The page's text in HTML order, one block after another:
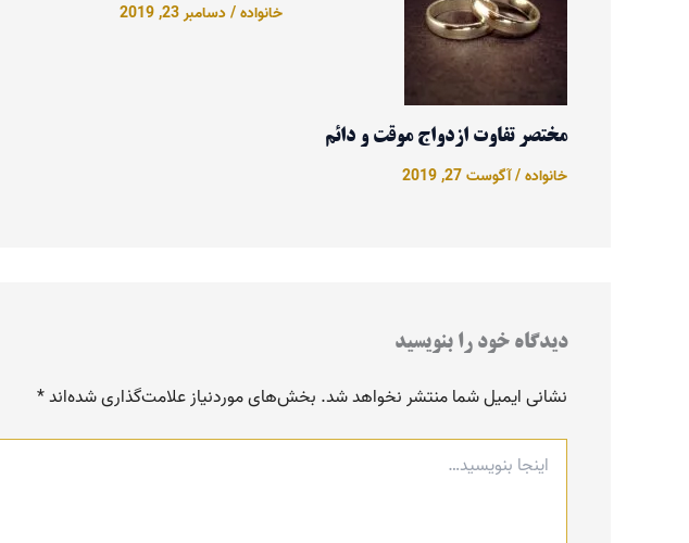
مختصر تفاوت ازدواج موقت و دائم
خانواده/آگوست 27, 2019
خانواده/دسامبر 23, 2019
دیدگاه‌ خود را بنویسید
نشانی ایمیل شما منتشر نخواهد شد. بخش‌های موردنیاز علامت‌گذاری شده‌اند*
اینجا
بنویسید…